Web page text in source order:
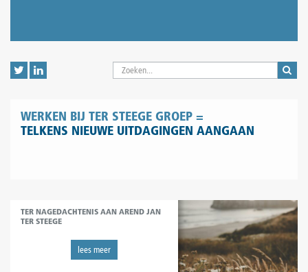
WERKEN BIJ TER STEEGE GROEP =
TELKENS NIEUWE UITDAGINGEN AANGAAN
TER NAGEDACHTENIS AAN AREND JAN
TER STEEGE
lees meer